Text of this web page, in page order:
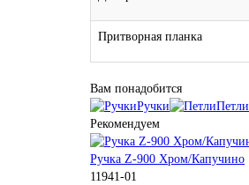
Притворная планка
Вам понадобится
Ручки
Петли
Рекомендуем
Ручка Z-900 Хром/Капучино
11941-01